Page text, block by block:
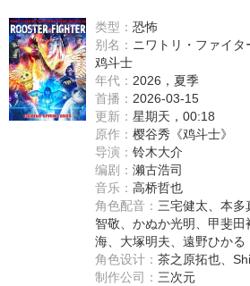
类型： 恐怖
别名： ニワトリ・ファイ
鸡斗士
年代： 2026，夏季
首播： 2026-03-15
更新： 星期天，00:18
原作： 樱谷秀《鸡斗士》
导演： 铃木大介
编剧： 濑古浩司
音乐： 高桥哲也
角色配音： 三宅健太、 本多
智敬、 かぬか光明、 甲斐田
海、 大塚明夫、 遠野ひかる
角色设计： 茶之原拓也、
制作公司： 三次元